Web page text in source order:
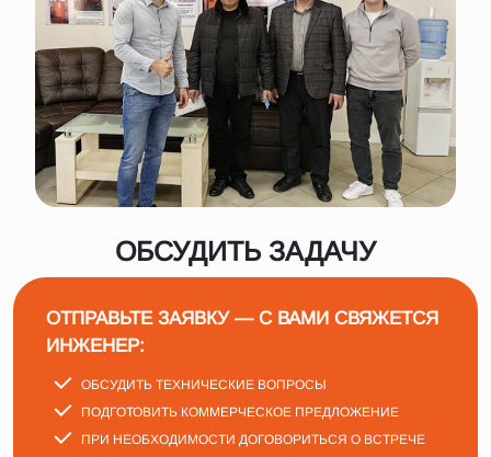
ОБСУДИТЬ ЗАДАЧУ
ОТПРАВЬТЕ ЗАЯВКУ — С ВАМИ СВЯЖЕТСЯ
ИНЖЕНЕР:
ОБСУДИТЬ ТЕХНИЧЕСКИЕ ВОПРОСЫ
ПОДГОТОВИТЬ КОММЕРЧЕСКОЕ ПРЕДЛОЖЕНИЕ
ПРИ НЕОБХОДИМОСТИ ДОГОВОРИТЬСЯ О ВСТРЕЧЕ